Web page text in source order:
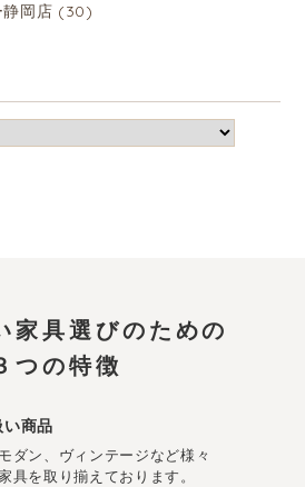
岡店 (30)
家具選びのための
つの特徴
い商品
ダン、ヴィンテージなど様々
具を取り揃えております。